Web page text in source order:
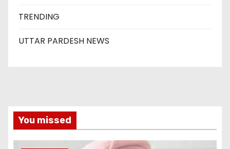
TRENDING
UTTAR PARDESH NEWS
You missed